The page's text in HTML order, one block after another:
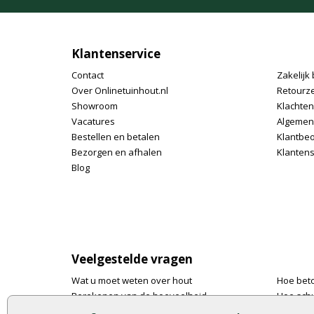
Klantenservice
Contact
Over Onlinetuinhout.nl
Showroom
Vacatures
Bestellen en betalen
Bezorgen en afhalen
Blog
Zakelijk
Veelgestelde vragen
Wat u moet weten over hout
Berekenen van de hoeveelheid
Foto's en voorbeelden
Hoe
Hoe